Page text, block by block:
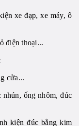
xe đạp, xe máy, ô
điện thoại...
cửa...
nhún, ống nhôm, đúc
kiện đúc bằng kim